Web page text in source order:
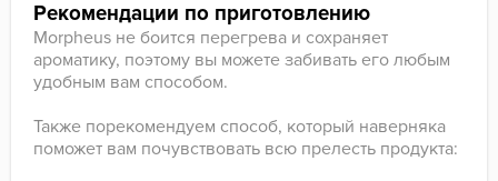
Рекомендации по приготовлению
Morpheus не боится перегрева и сохраняет
ароматику, поэтому вы можете забивать его любым
удобным вам способом.
Также порекомендуем способ, который наверняка
поможет вам почувствовать всю прелесть продукта: